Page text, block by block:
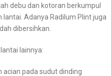
debu dan kotoran berkumpul
Adanya Radilum Plint juga
dibersihkan.
lainnya:
pada sudut dinding